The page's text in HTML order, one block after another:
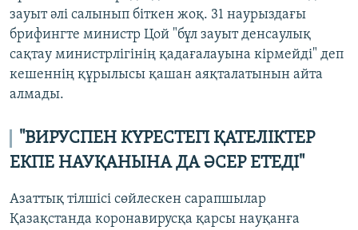
зауыт әлі салынып біткен жоқ. 31 наурыздағы
брифингте министр Цой "бұл зауыт денсаулық
сақтау министрлігінің қадағалауына кірмейді" деп
кешеннің құрылысы қашан аяқталатынын айта
алмады.
"ВИРУСПЕН КҮРЕСТЕГІ ҚАТЕЛІКТЕР
ЕКПЕ НАУҚАНЫНА ДА ӘСЕР ЕТЕДІ"
Азаттық тілшісі сөйлескен сарапшылар
Қазақстанда коронавирусқа қарсы науқанға